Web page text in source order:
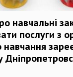
навчальні
послуги з
навчання